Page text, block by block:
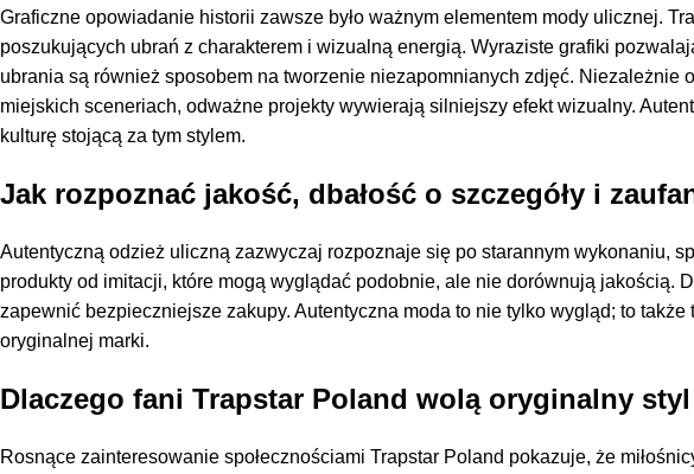
Graficzne opowiadanie historii zawsze było ważnym elementem mody ulicznej.
poszukujących ubrań z charakterem i wizualną energią. Wyraziste grafiki
ubrania są również sposobem na tworzenie niezapomnianych zdjęć.
miejskich sceneriach, odważne projekty wywierają silniejszy efekt wizualny.
kulturę stojącą za tym stylem.
Jak rozpoznać jakość, dbałość o szczegóły i
Autentyczną odzież uliczną zazwyczaj rozpoznaje się po starannym wykonaniu,
produkty od imitacji, które mogą wyglądać podobnie, ale nie dorównują jakością.
zapewnić bezpieczniejsze zakupy. Autentyczna moda to nie tylko wygląd; to
oryginalnej marki.
Dlaczego fani Trapstar Poland wolą oryginalny
Rosnące zainteresowanie społecznościami Trapstar Poland pokazuje, że